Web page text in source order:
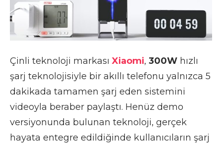
Çinli teknoloji markasıXiaomi, 300W hızlı
şarj teknolojisiyle bir akıllı telefonu yalnızca 5
dakikada tamamen şarj eden sistemini
videoyla beraber paylaştı. Henüz demo
versiyonunda bulunan teknoloji, gerçek
hayata entegre edildiğinde kullanıcıların şarj